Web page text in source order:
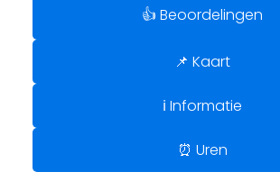
👍 Beoordelingen
📌 Kaart
ℹ️ Informatie
⏰ Uren